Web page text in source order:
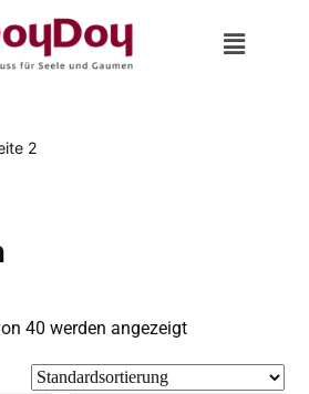
2
40 werden angezeigt